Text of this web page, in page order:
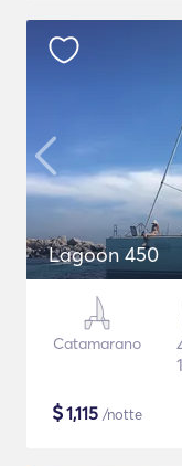
Lagoon 450
Catamarano
$1,115 /notte